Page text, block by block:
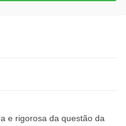
e rigorosa da questão da